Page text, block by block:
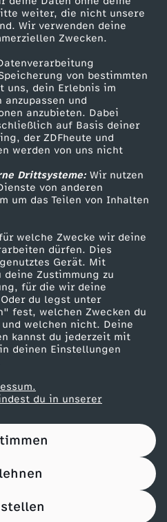
weiter, die nicht unsere
Wir verwenden deine
Zwecken.
von bestimmten
uns, dein Erlebnis im
anzupassen und
anzubieten. Dabei
auf Basis deiner
der ZDFheute und
werden von uns nicht
Drittsysteme:Wir nutzen
von anderen
um das Teilen von Inhalten
welche Zwecke wir deine
dürfen. Dies
Gerät. Mit
Zustimmung zu
für die wir deine
du legst unter
fest, welchen Zwecken du
welchen nicht. Deine
kannst du jederzeit mit
deinen Einstellungen
du in unserer
Kontakt zum ZDF
Tickets
Zuschauerservice
Hilfe